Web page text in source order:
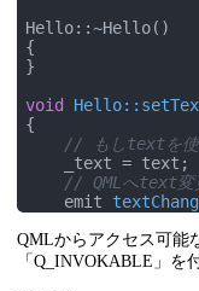
Hello::~Hello()
{
}
void
{
// もしtextを使
    _text = text;
// QMLへtext変
emit
QString
QMLからアクセス可能
「Q_INVOKABLE」を